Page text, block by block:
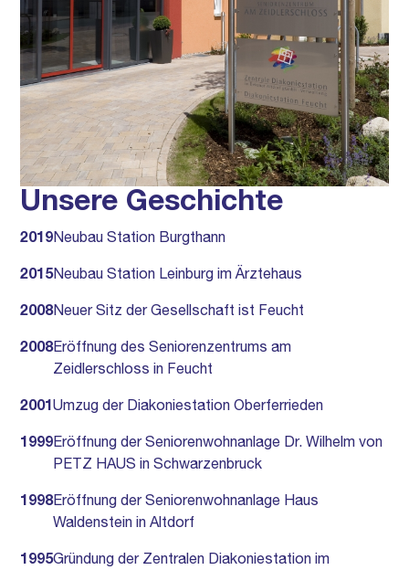
Unsere Geschichte
2019Neubau Station Burgthann
2015Neubau Station Leinburg im Ärztehaus
2008Neuer Sitz der Gesellschaft ist Feucht
2008Eröffnung des Seniorenzentrums am
Zeidlerschloss in Feucht
2001Umzug der Diakoniestation Oberferrieden
1999Eröffnung der Seniorenwohnanlage Dr. Wilhelm von
PETZ HAUS in Schwarzenbruck
1998Eröffnung der Seniorenwohnanlage Haus
Waldenstein in Altdorf
1995Gründung der Zentralen Diakoniestation im